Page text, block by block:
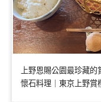
上野恩賜公園最珍藏
懷石料理｜東京上野賞